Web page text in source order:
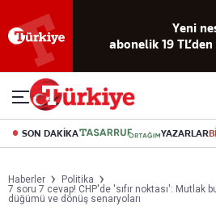
okuma
deneyimi
dijital arşiv
SON DAKİKA YAZARLAR
Haberler
Politika
7 soru 7 cevap! CHP'de 'sıfır noktası': Mutlak
düğümü ve dönüş senaryoları